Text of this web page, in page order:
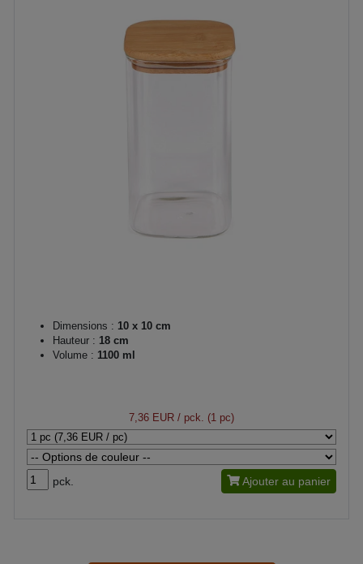
Dimensions : 10 x 10 cm
Hauteur : 18 cm
Volume : 1100 ml
7,36 EUR / pck. (1 pc)
pck. Ajouter au panier